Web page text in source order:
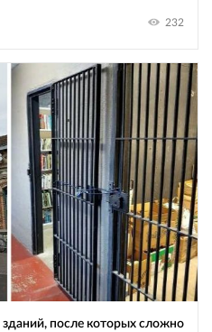
232
после которых сложно